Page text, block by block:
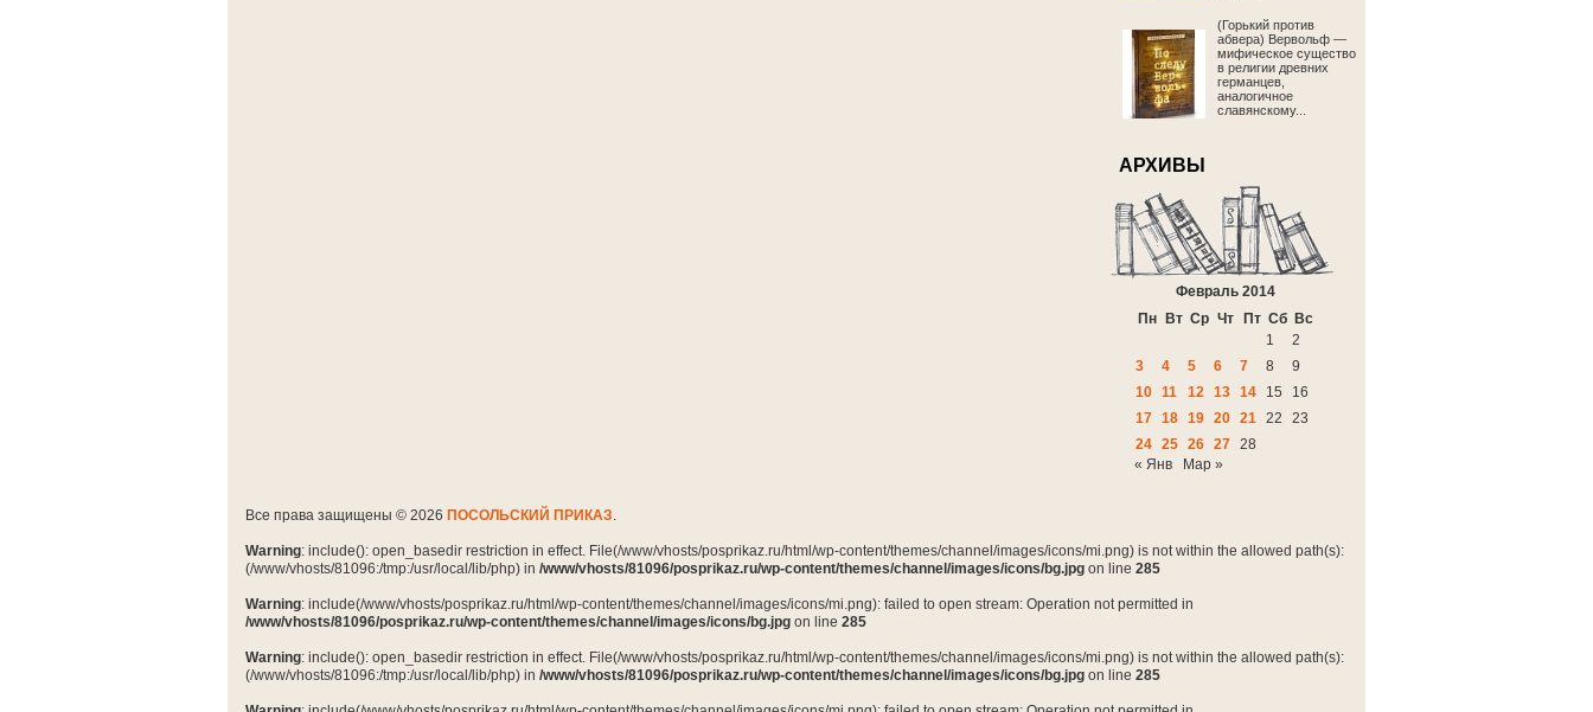
(Горький против
абвера) Вервольф —
мифическое существо
в религии древних
германцев,
аналогичное
славянскому...
АРХИВЫ
Февраль 2014
Пн
Вт Ср Чт Пт Сб Вс
1
2
3
4 5 6 7 8
9
10 11 12 13 14 15
16
17 18 19 20 21 22
23
24 25 26 27 28
« Янв
Мар »
Все права защищены © 2026 ПОСОЛЬСКИЙ ПРИКАЗ.
Warning: include(): open_basedir restriction in effect. File(/www/vhosts/posprikaz.ru/html/wp-content/themes/channel/images/icons/mi.png) is not within the allowed path(s):
(/www/vhosts/81096:/tmp:/usr/local/lib/php) in /www/vhosts/81096/posprikaz.ru/wp-content/themes/channel/images/icons/bg.jpg on line 285
Warning: include(/www/vhosts/posprikaz.ru/html/wp-content/themes/channel/images/icons/mi.png): failed to open stream: Operation not permitted in
/www/vhosts/81096/posprikaz.ru/wp-content/themes/channel/images/icons/bg.jpg on line 285
Warning: include(): open_basedir restriction in effect. File(/www/vhosts/posprikaz.ru/html/wp-content/themes/channel/images/icons/mi.png) is not within the allowed path(s):
(/www/vhosts/81096:/tmp:/usr/local/lib/php) in /www/vhosts/81096/posprikaz.ru/wp-content/themes/channel/images/icons/bg.jpg on line 285